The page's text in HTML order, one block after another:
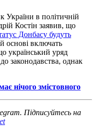
України в політичній
Костін заявив, що
Донбасу будуть
основі включать
український уряд
законодавства, однак
нічого змістовного
Підписуйтесь на